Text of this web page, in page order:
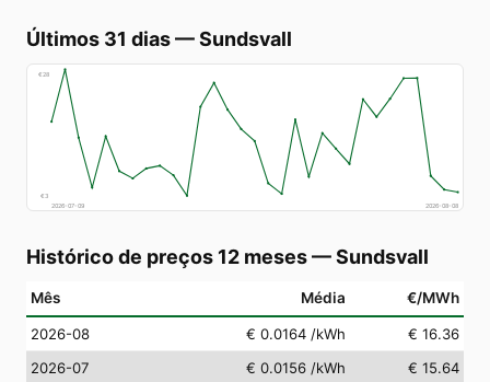
Últimos 31 dias—Sundsvall
€28
€3
2026-07-09
2026-08-08
Histórico de preços 12 meses—Sundsvall
Mês Média €/MWh
2026-08 € 0.0164 /kWh
€ 16.36
2026-07
€ 0.0156 /kWh
€ 15.64